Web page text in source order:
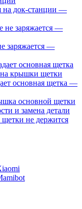
на док-станции —
заряжается —
основная щетка —
не держится